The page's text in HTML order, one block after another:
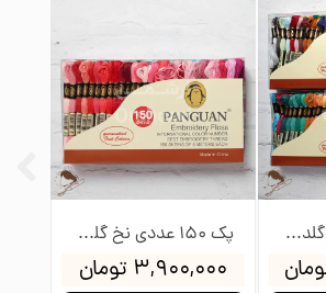
پک 150 عددی نخ گلدوزی پنگوئن
۳,۹۰۰,۰۰۰ تومان
پک 500 رنگ نخ گلدوزی پنگوئن